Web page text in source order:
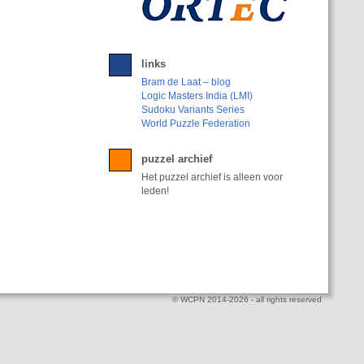
links
Bram de Laat – blog
Logic Masters India (LMI)
Sudoku Variants Series
World Puzzle Federation
puzzel archief
Het puzzel archief is alleen voor
leden!
© WCPN 2014-2026 - all rights reserved